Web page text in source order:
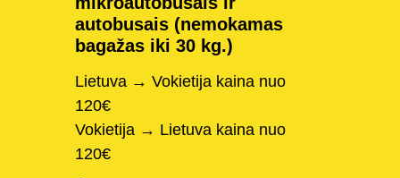
autobusais (nemokamas
bagažas iki 30 kg.)
Lietuva → Vokietija kaina nuo
120€
Vokietija → Lietuva kaina nuo
120€